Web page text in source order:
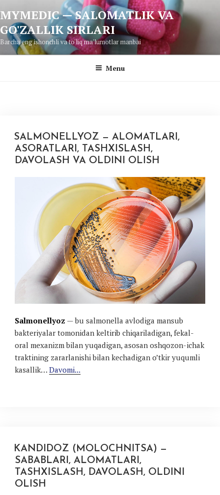
to
content
MYMEDIC — SALOMATLIK VA
GO'ZALLIK SIRLARI
Barcha eng ishonchli va to'liq ma'lumotlar manbai
Menu
SALMONELLYOZ — ALOMATLARI,
ASORATLARI, TASHXISLASH,
DAVOLASH VA OLDINI OLISH
Salmonellyoz — bu salmonella avlodiga mansub
bakteriyalar tomonidan keltirib chiqariladigan, fekal-
oral mexanizm bilan yuqadigan, asosan oshqozon-ichak
traktining zararlanishi bilan kechadigan o’tkir yuqumli
kasallik… Davomi...
KANDIDOZ (MOLOCHNITSA) —
SABABLARI, ALOMATLARI,
TASHXISLASH, DAVOLASH, OLDINI
OLISH